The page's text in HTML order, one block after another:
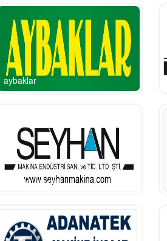
aybaklar
seyhan makina